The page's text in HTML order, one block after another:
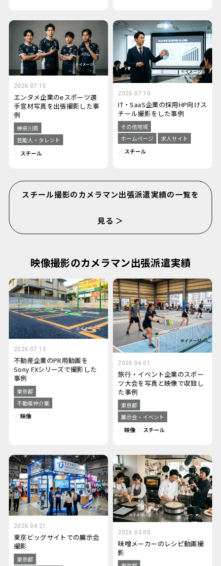
2026.07.15
エンタメ企業のeスポーツ選
手宣材写真を出張撮影した事
例
神奈川県
芸能人・タレント
スチール
2026.07.10
IT・SaaS企業の採用HP向けス
チール撮影をした事例
その他地域
ホームページ
求人サイト
スチール
スチール撮影のカメラマン出張派遣実績の一覧を
見る ＞
映像撮影のカメラマン出張派遣実績
2026.07.13
不動産企業のPR用動画を
Sony FXシリーズで撮影した
事例
東京都
不動産仲介業
映像
2026.06.01
旅行・イベント企業のスポー
ツ大会を写真と映像で収録し
た事例
東京都
展示会・イベント
映像
スチール
2026.04.21
東京ビッグサイトでの展示会
撮影
東京都
2026.03.05
味噌メーカーのレシピ動画撮
影